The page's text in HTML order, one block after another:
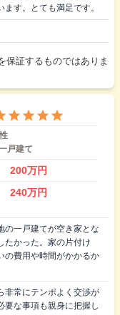
す。とても満足です。
保証するものではありま
戸建て
200万円
240万円
の一戸建てが空き家とな
たかった。家の片付け
の費用や時間がかかるか
非常にテンポよく交渉が
要な事項も親身に把握し